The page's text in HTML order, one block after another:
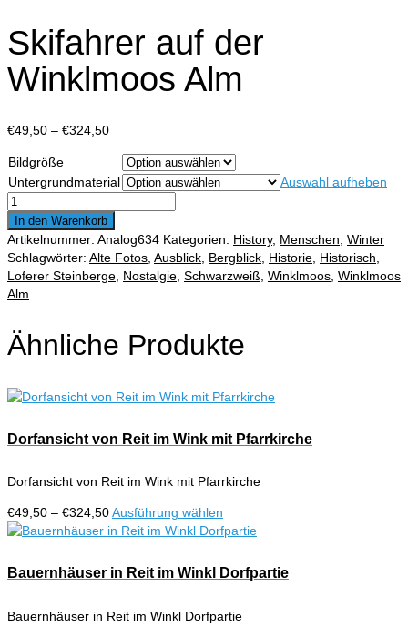
Skifahrer auf der
Winklmoos Alm
€49,50 – €324,50Preisspanne:
€324,50
Bildgröße
Untergrundmaterial
Auswahl aufheben
Skifahrer
auf
der
Winklmoos
Alm
Menge
In den Warenkorb
Artikelnummer: Analog634 Kategorien: History, Menschen Winter
Schlagwörter: Alte Fotos Ausblick Bergblick Historie Historisch
Loferer Steinberge Nostalgie Schwarzweiß Winklmoos Winklmoos
Alm
Ähnliche Produkte
Dorfansicht von Reit im Wink mit Pfarrkirche
Dorfansicht von Reit im Wink mit Pfarrkirche
€49,50 – €324,50Preisspanne:
€49,50
€324,50
Ausführung wählen
Produkt
mehrere
Varianten
Die
Bauernhäuser in Reit im Winkl Dorfpartie
Bauernhäuser in Reit im Winkl Dorfpartie